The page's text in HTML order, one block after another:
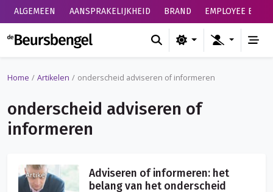
ALGEMEEN AANSPRAKELIJKHEID BRAND EMPLOYEE
de Beursbengel
Home Artikelen onderscheid adviseren of informeren
onderscheid adviseren of
informeren
Artikel
Adviseren of informeren: het
belang van het onderscheid